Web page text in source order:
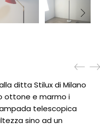
ditta Stilux di Milano
ottone e marmo i
telescopica
sino ad un